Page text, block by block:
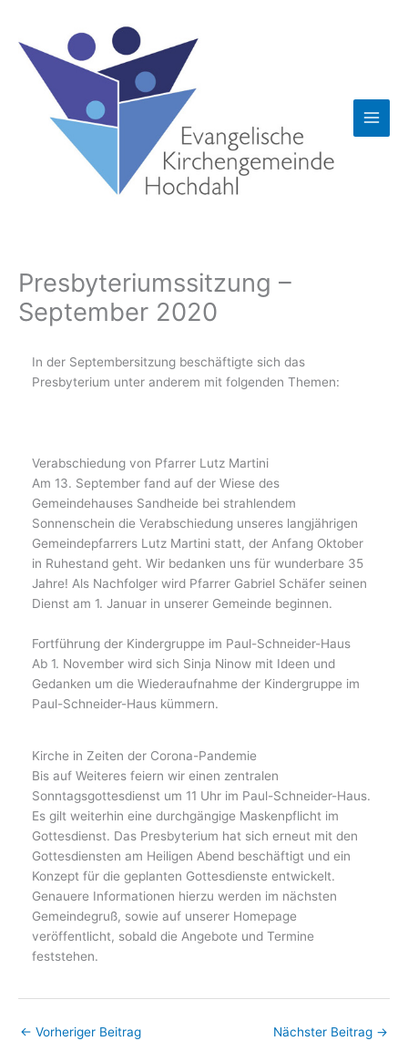
springen
Presbyteriumssitzung –
September 2020
In der Septembersitzung beschäftigte sich das
Presbyterium unter anderem mit folgenden Themen:
Verabschiedung von Pfarrer Lutz Martini
Am 13. September fand auf der Wiese des
Gemeindehauses Sandheide bei strahlendem
Sonnenschein die Verabschiedung unseres langjährigen
Gemeindepfarrers Lutz Martini statt, der Anfang Oktober
in Ruhestand geht. Wir bedanken uns für wunderbare 35
Jahre! Als Nachfolger wird Pfarrer Gabriel Schäfer seinen
Dienst am 1. Januar in unserer Gemeinde beginnen.
Fortführung der Kindergruppe im Paul-Schneider-Haus
Ab 1. November wird sich Sinja Ninow mit Ideen und
Gedanken um die Wiederaufnahme der Kindergruppe im
Paul-Schneider-Haus kümmern.
Kirche in Zeiten der Corona-Pandemie
Bis auf Weiteres feiern wir einen zentralen
Sonntagsgottesdienst um 11 Uhr im Paul-Schneider-Haus.
Es gilt weiterhin eine durchgängige Maskenpflicht im
Gottesdienst. Das Presbyterium hat sich erneut mit den
Gottesdiensten am Heiligen Abend beschäftigt und ein
Konzept für die geplanten Gottesdienste entwickelt.
Genauere Informationen hierzu werden im nächsten
Gemeindegruß, sowie auf unserer Homepage
veröffentlicht, sobald die Angebote und Termine
feststehen.
← Vorheriger Beitrag Nächster Beitrag →